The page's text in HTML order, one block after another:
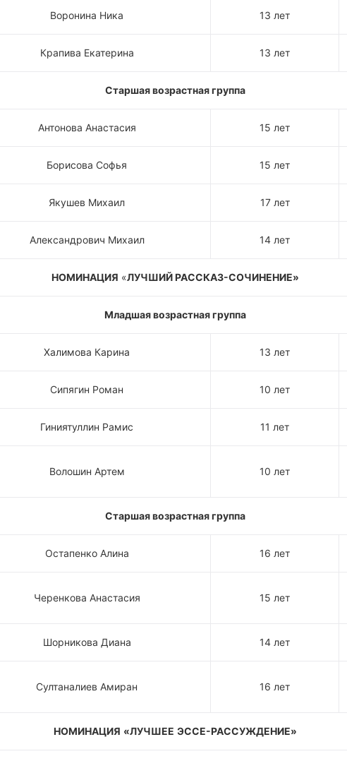
Воронина Ника 13 лет
Крапива Екатерина 13 лет
Старшая возрастная группа
Антонова Анастасия 15 лет
Борисова Софья 15 лет
Якушев Михаил 17 лет
Александрович Михаил 14 лет
НОМИНАЦИЯ «ЛУЧШИЙ РАССКАЗ-СОЧИНЕНИЕ»
Младшая возрастная группа
Халимова Карина 13 лет
Сипягин Роман 10 лет
Гиниятуллин Рамис 11 лет
Волошин Артем 10 лет
Старшая возрастная группа
Остапенко Алина 16 лет
Черенкова Анастасия 15 лет
Шорникова Диана 14 лет
Султаналиев Амиран 16 лет
НОМИНАЦИЯ «ЛУЧШЕЕ ЭССЕ-РАССУЖДЕНИЕ»